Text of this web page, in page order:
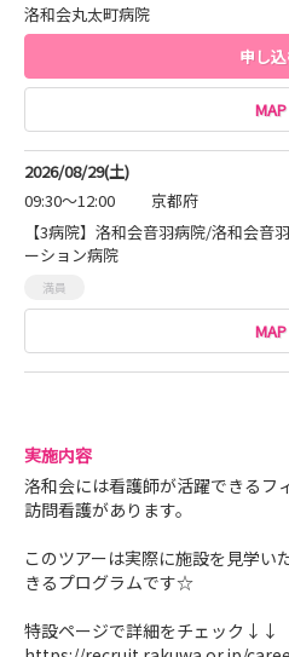
洛和会丸太町病院
申し
MAP
2026/08/29(土)
09:30～12:00
京都府
【3病院】洛和会音羽病院/洛和会音
ーション病院
満員
MAP
実施内容
洛和会には看護師が活躍できるフ
訪問看護があります。
このツアーは実際に施設を見学い
きるプログラムです☆
特設ページで詳細をチェック↓↓